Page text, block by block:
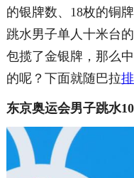
的银牌数、18枚的铜牌
跳水男子单人十米台
包揽了金银牌，那么
的呢？下面就随巴拉
东京奥运会男子跳水